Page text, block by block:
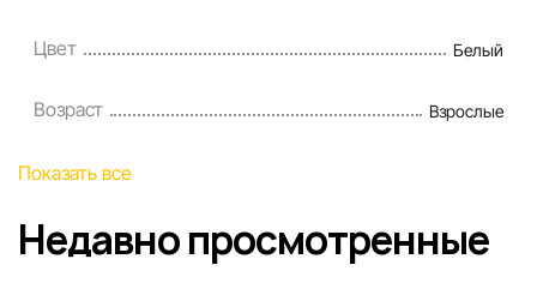
Цвет Белый
Возраст Взрослые
Показать все
Недавно просмотренные